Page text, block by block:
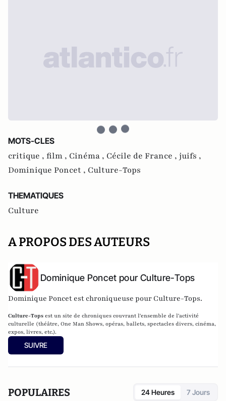
MOTS-CLES
critique , film , Cinéma , Cécile de France , juifs ,
Dominique Poncet , Culture-Tops
THEMATIQUES
Culture
A PROPOS DES AUTEURS
Dominique Poncet pour Culture-Tops
Dominique Poncet est chroniqueuse pour Culture-Tops.
Culture-Tops est un site de chroniques couvrant l'ensemble de l'activité
culturelle (théâtre, One Man Shows, opéras, ballets, spectacles divers, cinéma,
expos, livres, etc.).
SUIVRE
POPULAIRES 24 Heures 7 Jours